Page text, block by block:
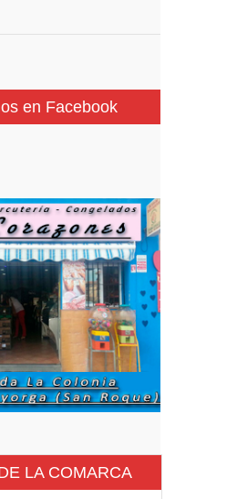
en Facebook
LA COMARCA